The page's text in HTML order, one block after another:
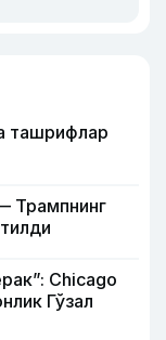
ташрифлар
Трампнинг
Chicago
Гўзал